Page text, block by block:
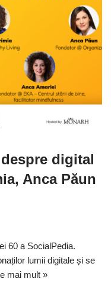
digital
Anca Păun
60 a SocialPedia.
lumii digitale și se
mai mult »